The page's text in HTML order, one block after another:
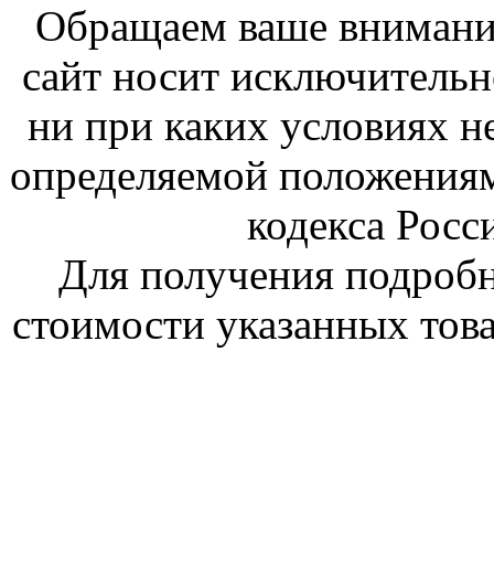
Обращаем ваше
сайт носит
ни при каких условиях
определяемой
кодекса
Для получения
стоимости указанных